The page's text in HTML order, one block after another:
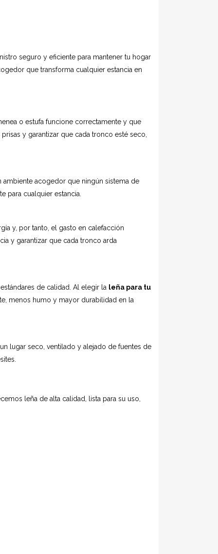
seguro y eficiente para mantener tu hogar
que transforma cualquier estancia en
o estufa funcione correctamente y que
y garantizar que cada tronco esté seco,
ambiente acogedor que ningún sistema de
para cualquier estancia.
y, por tanto, el gasto en calefacción
y garantizar que cada tronco arda
de calidad. Al elegir la leña para tu
menos humo y mayor durabilidad en la
lugar seco, ventilado y alejado de fuentes de
leña de alta calidad, lista para su uso,